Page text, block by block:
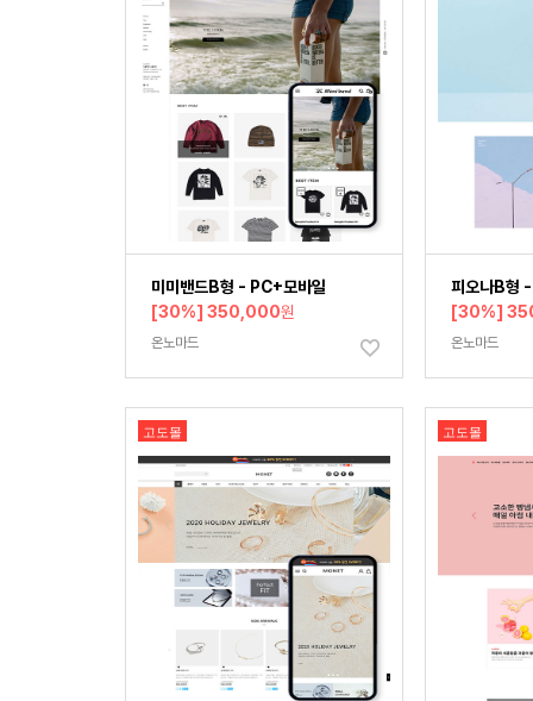
미미밴드B형 - PC+모바일
[30%] 350,000원
온노마드
피오나B형
[30%]
온노마드
고도몰 고도몰